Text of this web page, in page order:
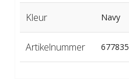
Kleur Navy
Artikelnummer 677835